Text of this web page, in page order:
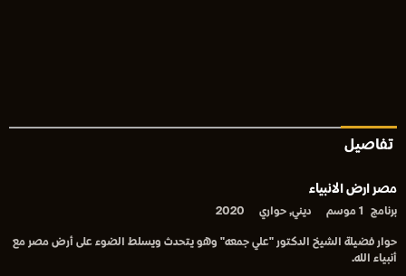
تفاصيل
مصر ارض الانبياء
برنامج 1 موسم ديني, حواري 2020
حوار فضيلة الشيخ الدكتور "علي جمعه" وهو يتحدث ويسلط الضوء على أرض مصر مع
أنبياء الله.